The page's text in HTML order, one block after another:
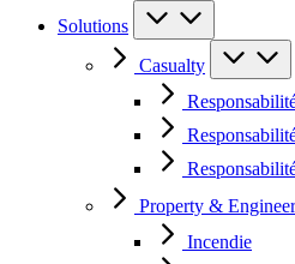
Solutions
Casualty
Property &
Incendie